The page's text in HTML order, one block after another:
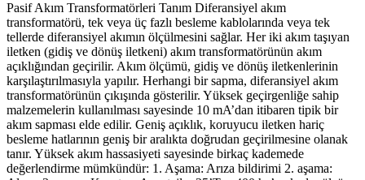
Pasif Akım Transformatörleri Tanım Diferansiyel akım
transformatörü, tek veya üç fazlı besleme kablolarında veya tek
tellerde diferansiyel akımın ölçülmesini sağlar. Her iki akım taşıyan
iletken (gidiş ve dönüş iletkeni) akım transformatörünün akım
açıklığından geçirilir. Akım ölçümü, gidiş ve dönüş iletkenlerinin
karşılaştırılmasıyla yapılır. Herhangi bir sapma, diferansiyel akım
transformatörünün çıkışında gösterilir. Yüksek geçirgenliğe sahip
malzemelerin kullanılması sayesinde 10 mA’dan itibaren tipik bir
akım sapması elde edilir. Geniş açıklık, koruyucu iletken hariç
besleme hatlarının geniş bir aralıkta doğrudan geçirilmesine olanak
tanır. Yüksek akım hassasiyeti sayesinde birkaç kademede
değerlendirme mümkündür: 1. Aşama: Arıza bildirimi 2. aşama: